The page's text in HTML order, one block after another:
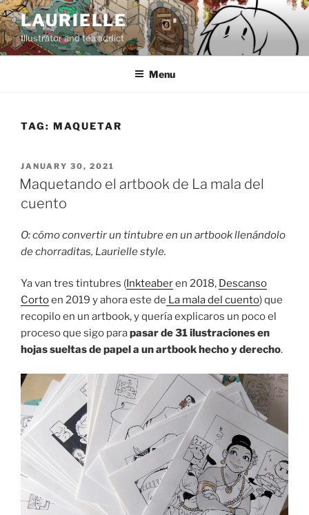
Skip
to
content
LAURIELLE
Illustrator and tea addict
Menu
TAG: MAQUETAR
POSTED
ON
JANUARY 30, 2021
Maquetando el artbook de La mala del
cuento
O: cómo convertir un tintubre en un artbook llenándolo
de chorraditas, Laurielle style.
Ya van tres tintubres (Inkteaberen 2018, Descanso
Cortoen 2019 y ahora este de La mala del cuento) que
recopilo en un artbook, y quería explicaros un poco el
proceso que sigo parapasar de 31 ilustraciones en
hojas sueltas de papel a un artbook hecho y derecho.